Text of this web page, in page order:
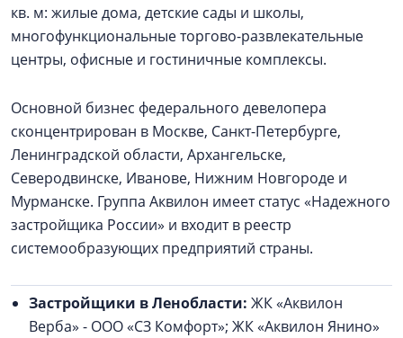
кв. м: жилые дома, детские сады и школы,
многофункциональные торгово-развлекательные
центры, офисные и гостиничные комплексы.
Основной бизнес федерального девелопера
сконцентрирован в Москве, Санкт-Петербурге,
Ленинградской области, Архангельске,
Северодвинске, Иванове, Нижним Новгороде и
Мурманске. Группа Аквилон имеет статус «Надежного
застройщика России» и входит в реестр
системообразующих предприятий страны.
Застройщики в Ленобласти: ЖК «Аквилон
Верба» - ООО «СЗ Комфорт»; ЖК «Аквилон Янино»